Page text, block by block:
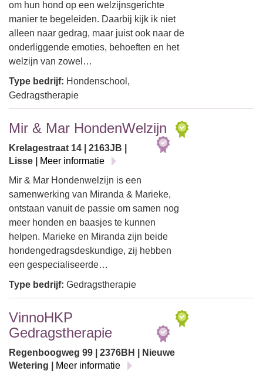
om hun hond op een welzijnsgerichte
manier te begeleiden. Daarbij kijk ik niet
alleen naar gedrag, maar juist ook naar de
onderliggende emoties, behoeften en het
welzijn van zowel…
Type bedrijf: Hondenschool,
Gedragstherapie
Mir & Mar HondenWelzijn
Krelagestraat 14 | 2163JB |
Lisse |
Meer informatie
Mir & Mar Hondenwelzijn is een
samenwerking van Miranda & Marieke,
ontstaan vanuit de passie om samen nog
meer honden en baasjes te kunnen
helpen. Marieke en Miranda zijn beide
hondengedragsdeskundige, zij hebben
een gespecialiseerde…
Type bedrijf: Gedragstherapie
VinnoHKP
Gedragstherapie
Regenboogweg 99 | 2376BH | Nieuwe
Wetering |
Meer informatie